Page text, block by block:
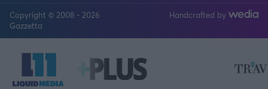
Copyright © 2008 - 2026
Gazzetta
Handcrafted by